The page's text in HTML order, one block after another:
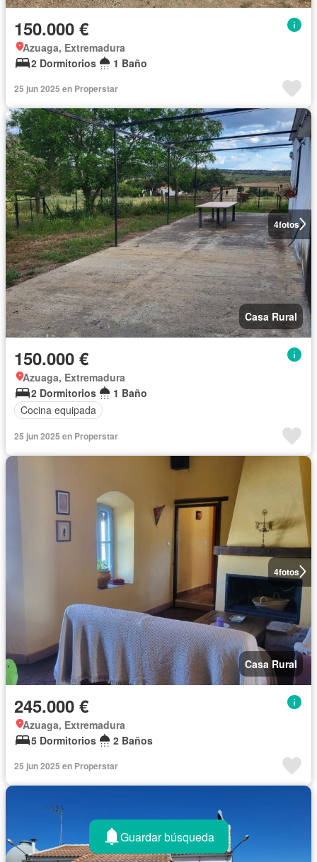
150.000 €
Azuaga, Extremadura
2 Dormitorios
1 Baño
25 jun 2025 en Properstar
4fotos
Casa Rural
150.000 €
Azuaga, Extremadura
2 Dormitorios
1 Baño
Cocina equipada
25 jun 2025 en Properstar
4fotos
Casa Rural
245.000 €
Azuaga, Extremadura
5 Dormitorios
2 Baños
25 jun 2025 en Properstar
Guardar búsqueda